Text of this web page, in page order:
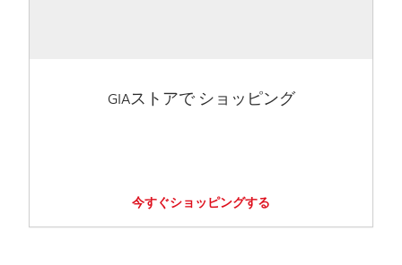
GIAストアで ショッピング
今すぐショッピングする